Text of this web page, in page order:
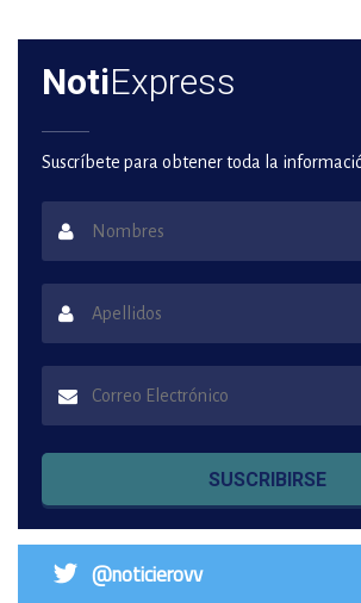
NotiExpress
Suscríbete para obtener toda la
SUSCRIBIRSE
@noticierovv